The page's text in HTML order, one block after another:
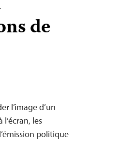
de
l’image d’un
les
politique